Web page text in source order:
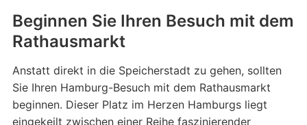
Beginnen Sie Ihren Besuch mit dem
Rathausmarkt
Anstatt direkt in die Speicherstadt zu gehen, sollten
Sie Ihren Hamburg-Besuch mit dem Rathausmarkt
beginnen. Dieser Platz im Herzen Hamburgs liegt
eingekeilt zwischen einer Reihe faszinierender